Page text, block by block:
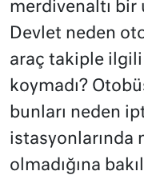
merdivenaltı bir
Devlet neden
araç takiple
koymadı?
bunları neden
istasyonlarında
olmadığına